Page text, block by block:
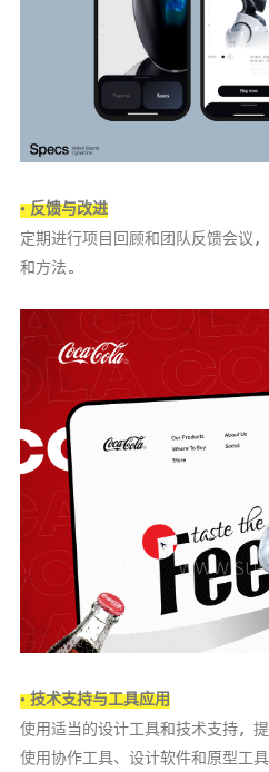
• 反馈与改进
定期进行项目回顾和团队反馈会议
和方法。
• 技术支持与工具应用
使用适当的设计工具和技术支持，
使用协作工具、设计软件和原型工